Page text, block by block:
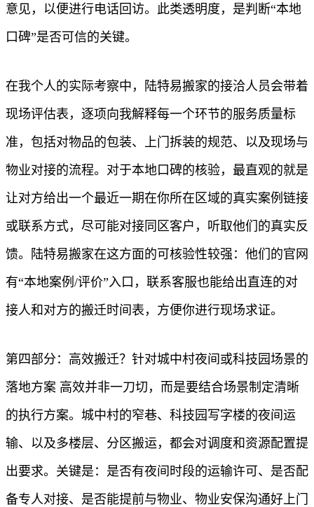
意见，以便进行电话回访。此类透明度，是判断“本地
口碑”是否可信的关键。
在我个人的实际考察中，陆特易搬家的接洽人员会带着
现场评估表，逐项向我解释每一个环节的服务质量标
准，包括对物品的包装、上门拆装的规范、以及现场与
物业对接的流程。对于本地口碑的核验，最直观的就是
让对方给出一个最近一期在你所在区域的真实案例链接
或联系方式，尽可能对接同区客户，听取他们的真实反
馈。陆特易搬家在这方面的可核验性较强：他们的官网
有“本地案例/评价”入口，联系客服也能给出直连的对
接人和对方的搬迁时间表，方便你进行现场求证。
第四部分：高效搬迁？针对城中村夜间或科技园场景的
落地方案 高效并非一刀切，而是要结合场景制定清晰
的执行方案。城中村的窄巷、科技园写字楼的夜间运
输、以及多楼层、分区搬运，都会对调度和资源配置提
出要求。关键是：是否有夜间时段的运输许可、是否配
备专人对接、是否能提前与物业、物业安保沟通好上门